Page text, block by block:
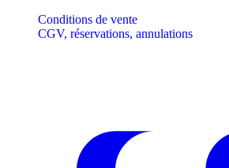
Conditions de vente
CGV, réservations, annulations